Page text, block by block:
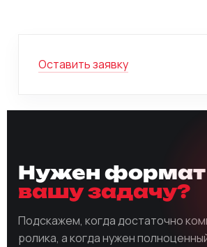
Оставить заявку
Нужен формат
вашу задачу?
Подскажем, когда достаточно
ролика, а когда нужен